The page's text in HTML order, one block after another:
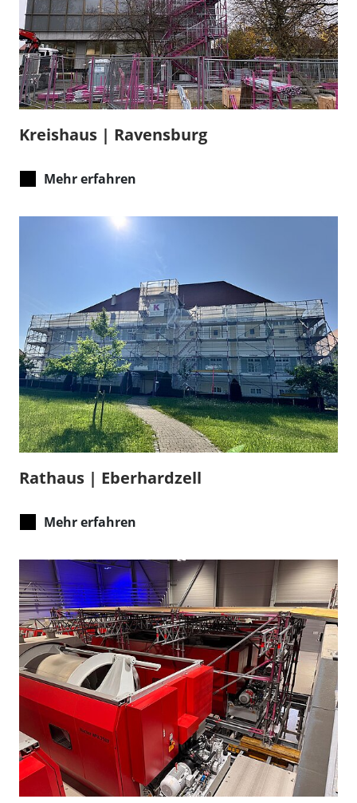
Kreishaus | Ravensburg
Mehr erfahren
Rathaus | Eberhardzell
Mehr erfahren